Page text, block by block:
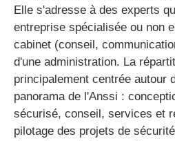
Elle s'adresse à des experts
entreprise spécialisée ou non
cabinet (conseil,
d'une administration. La
principalement centrée autour
panorama de l'Anssi :
sécurisé, conseil, services et
pilotage des projets de